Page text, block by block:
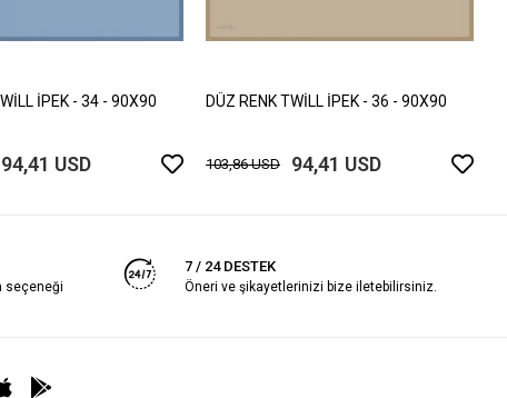
İPEK - 34 - 90X90
94,41 USD
DÜZ RENK TWİLL İPEK - 36 - 90X90
103,86 USD 94,41 USD
seçeneği
7 / 24 DESTEK
Öneri ve şikayetlerinizi bize iletebilirsiniz.